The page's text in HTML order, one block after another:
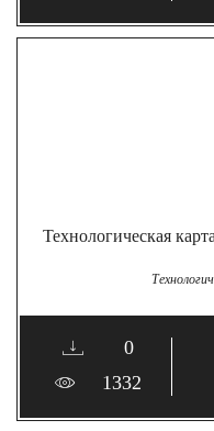
Технологическая
0
1332